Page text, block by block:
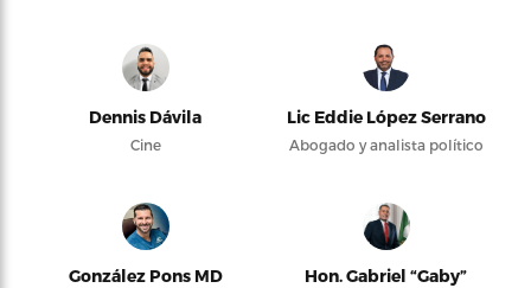
Dennis Dávila
Cine
Lic Eddie López Serrano
Abogado y analista político
González Pons MD
Hon. Gabriel “Gaby”